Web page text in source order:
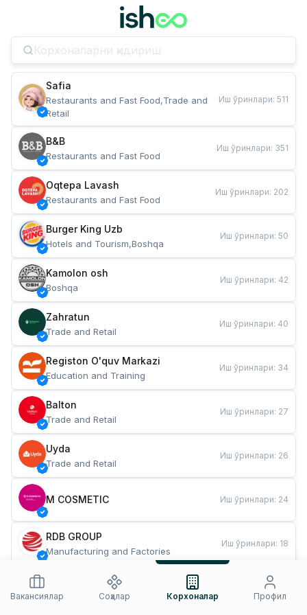
Safia
Restaurants and Fast Food,Trade and
Retail
Иш ўринлари: 511
B&B
Restaurants and Fast Food
Иш ўринлари: 351
Oqtepa Lavash
Restaurants and Fast Food
Иш ўринлари: 202
Burger King Uzb
Hotels and Tourism,Boshqa
Иш ўринлари: 50
Kamolon osh
Boshqa
Иш ўринлари: 42
Zahratun
Trade and Retail
Иш ўринлари: 40
Registon O'quv Markazi
Education and Training
Иш ўринлари: 34
Balton
Trade and Retail
Иш ўринлари: 27
Uyda
Trade and Retail
Иш ўринлари: 26
M COSMETIC Иш ўринлари: 24
RDB GROUP
Manufacturing and Factories
Иш ўринлари: 18
Restaurants and Fast Food
Иш ўринлари
Вакансиялар
Соҳалар Корхоналар Профил